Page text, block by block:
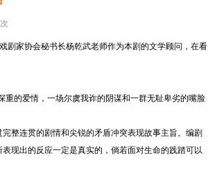
剧家协会秘书长杨乾武老师作为本剧的文学顾问，在看
的爱情，一场尔虞我诈的阴谋和一群无耻卑劣的嘴脸
整连贯的剧情和尖锐的矛盾冲突表现故事主旨。编剧
现出的反应一定是真实的，倘若面对生命的践踏可以